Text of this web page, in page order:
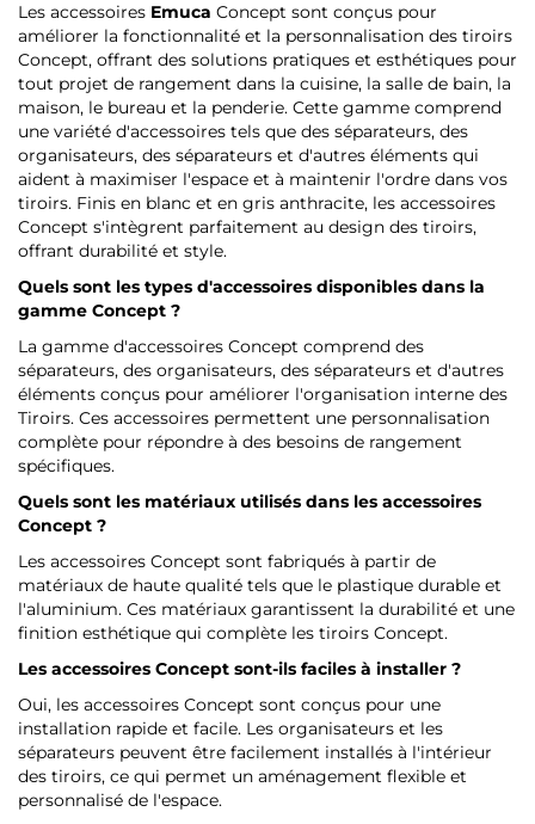
Les accessoires Emuca Concept sont conçus pour
améliorer la fonctionnalité et la personnalisation des tiroirs
Concept, offrant des solutions pratiques et esthétiques pour
tout projet de rangement dans la cuisine, la salle de bain, la
maison, le bureau et la penderie. Cette gamme comprend
une variété d'accessoires tels que des séparateurs, des
organisateurs, des séparateurs et d'autres éléments qui
aident à maximiser l'espace et à maintenir l'ordre dans vos
tiroirs. Finis en blanc et en gris anthracite, les accessoires
Concept s'intègrent parfaitement au design des tiroirs,
offrant durabilité et style.
Quels sont les types d'accessoires disponibles dans la
gamme Concept ?
La gamme d'accessoires Concept comprend des
séparateurs, des organisateurs, des séparateurs et d'autres
éléments conçus pour améliorer l'organisation interne des
Tiroirs. Ces accessoires permettent une personnalisation
complète pour répondre à des besoins de rangement
spécifiques.
Quels sont les matériaux utilisés dans les accessoires
Concept ?
Les accessoires Concept sont fabriqués à partir de
matériaux de haute qualité tels que le plastique durable et
l'aluminium. Ces matériaux garantissent la durabilité et une
finition esthétique qui complète les tiroirs Concept.
Les accessoires Concept sont-ils faciles à installer ?
Oui, les accessoires Concept sont conçus pour une
installation rapide et facile. Les organisateurs et les
séparateurs peuvent être facilement installés à l'intérieur
des tiroirs, ce qui permet un aménagement flexible et
personnalisé de l'espace.